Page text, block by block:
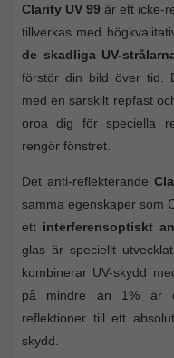
Clarity UV 99 är ett icke-
tillverkas med
de skadliga UV-
förstör din bild över tid.
med en särskilt repfast
oroa dig för speciella
rengör fönstret.
Det anti-reflekterande
samma egenskaper som
ett interferensoptiskt
glas är speciellt
kombinerar UV-skydd
på mindre än 1% är
reflektioner till ett
skydd.